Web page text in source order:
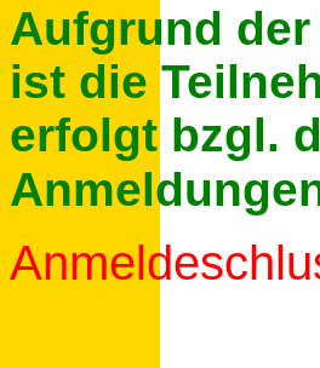
Aufgrund
ist die
erfolgt bzgl.